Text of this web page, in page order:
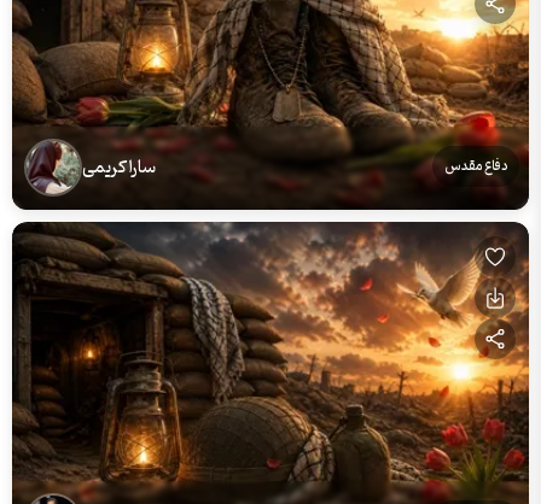
دفاع مقدس سارا کریمی